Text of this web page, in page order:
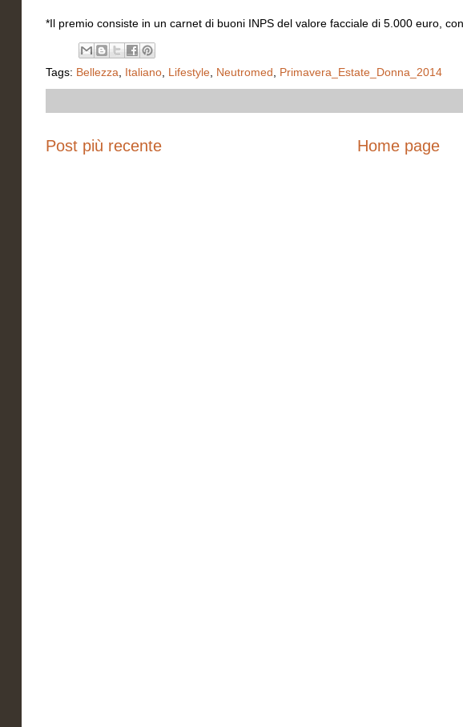
*Il premio consiste in un carnet di buoni INPS del valore facciale di 5.000 euro,
Tags: Bellezza Italiano Lifestyle Neutromed Primavera_Estate_Donna_2014
Post più recente Home page